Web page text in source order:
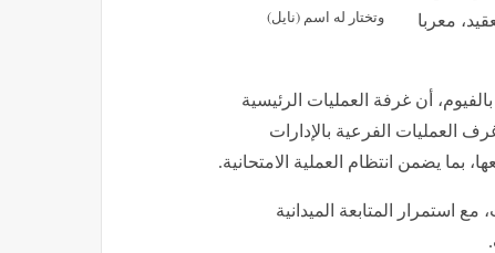
وتختار له اسم (نايل)
معربا
أن غرفة العمليات الرئيسية
العمليات الفرعية بالإدارات
بما يضمن انتظام العملية الامتحانية.
استمرار المتابعة الميدانية